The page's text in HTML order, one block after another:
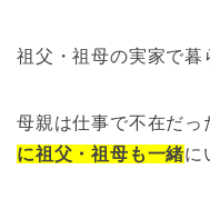
祖父・祖母の実家で暮
母親は仕事で不在だっ
に祖父・祖母も一緒に